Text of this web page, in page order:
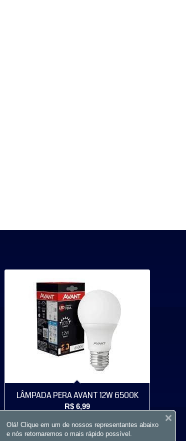
LÂMPADA PERA AVANT 12W 6500K
R$ 6,99
Olá! Clique em um de nossos representantes abaixo
e nós retornaremos o mais rápido possível.